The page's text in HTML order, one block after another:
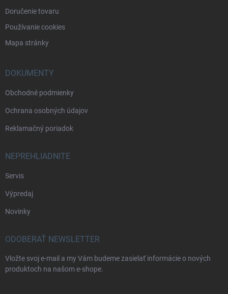
Doručenie tovaru
Používanie cookies
Mapa stránky
DOKUMENTY
Obchodné podmienky
Ochrana osobných údajov
Reklamačný poriadok
NEPREHLIADNITE
Servis
Výpredaj
Novinky
ODOBERAŤ NEWSLETTER
Vložte svoj e-mail a my Vám budeme zasielať informácie o nových
produktoch na našom e-shope.